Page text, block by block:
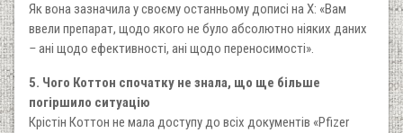
Як вона зазначила у своєму останньому дописі на X: «Вам
ввели препарат, щодо якого не було абсолютно ніяких даних
–ані щодо ефективності, ані щодо переносимості».
5. Чого Коттон спочатку не знала, що ще більше
погіршило ситуацію
Крістін Коттон не мала доступу до всіх документів «Pfizer